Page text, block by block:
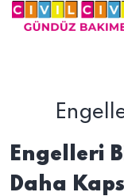
Engelleri
Daha